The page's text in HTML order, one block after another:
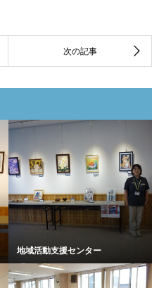
地域活動支援センター